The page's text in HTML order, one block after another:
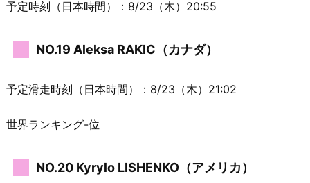
予定時刻（日本時間）：8/23（木）20:55
NO.19 Aleksa RAKIC（カナダ）
予定滑走時刻（日本時間）：8/23（木）21:02
世界ランキング-位
NO.20 Kyrylo LISHENKO（アメリカ）